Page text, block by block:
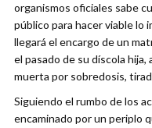
organismos oficiales sabe
público para hacer viable lo
llegará el encargo de un
el pasado de su díscola hija,
muerta por sobredosis,
Siguiendo el rumbo de los
encaminado por un periplo